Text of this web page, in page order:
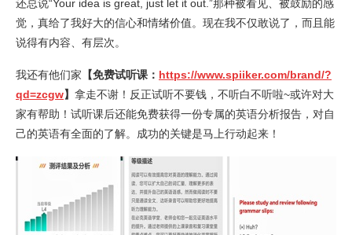
还总说“Your idea is great, just let it out.”那种被看见、被鼓励的感
觉，真给了我好大的信心和情绪价值。现在我不仅敢说了，而且能
说得有内容、有层次。
我还有他们家 【免费试听课： https://www.spiiker.com/brand/?
qd=zcgw】 拿走不谢！反正试听不要钱，不听白不听啦~或许对大
家有帮助！试听课后还能免费获得一份专属的英语分析报告，对自
己的英语有全面的了解。成功的关键是马上行动起来！